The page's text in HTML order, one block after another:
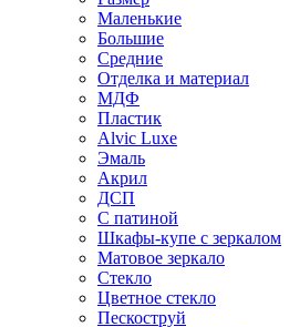
Маленькие
Большие
Средние
Отделка и материал
МДФ
Пластик
Alvic Luxe
Эмаль
Акрил
ДСП
С патиной
Шкафы-купе с зеркалом
Матовое зеркало
Стекло
Цветное стекло
Пескоструй